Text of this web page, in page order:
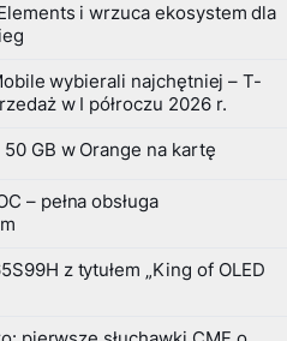
i wrzuca ekosystem dla
wybierali najchętniej – T-
w I półroczu 2026 r.
GB w Orange na kartę
– pełna obsługa
z tytułem „King of OLED